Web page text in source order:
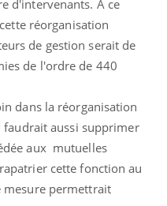
d'intervenants. A ce
réorganisation
de gestion serait de
de l'ordre de 440
dans la réorganisation
faudrait aussi supprimer
aux mutuelles
cette fonction au
mesure permettrait